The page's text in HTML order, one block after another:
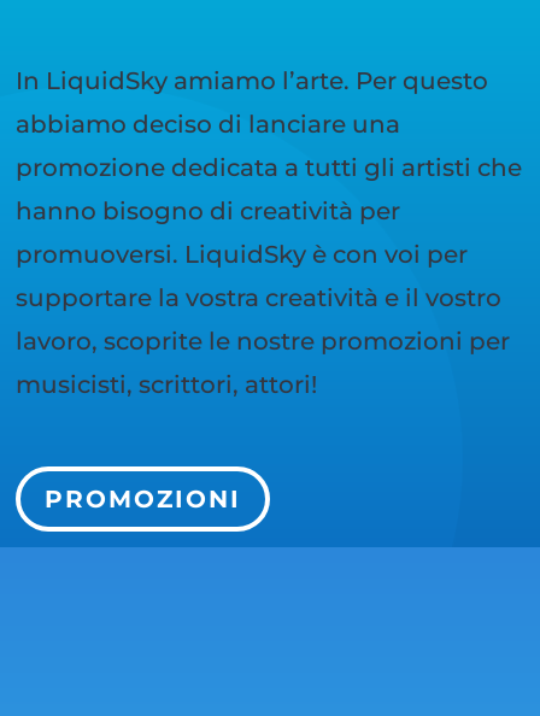
In LiquidSky amiamo l’arte. Per questo
abbiamo deciso di lanciare una
promozione dedicata a tutti gli artisti che
hanno bisogno di creatività per
promuoversi. LiquidSky è con voi per
supportare la vostra creatività e il vostro
lavoro, scoprite le nostre promozioni per
musicisti, scrittori, attori!
PROMOZIONI